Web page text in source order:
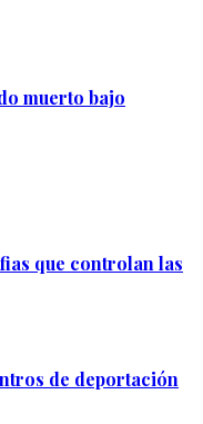
muerto bajo
que controlan las
de deportación